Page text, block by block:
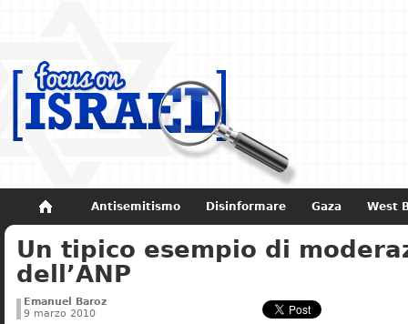
Antisemitismo Disinformare Gaza West
Non dimenticare Storia di Israele
Un tipico esempio di
dell’ANP
Emanuel Baroz
9 marzo 2010